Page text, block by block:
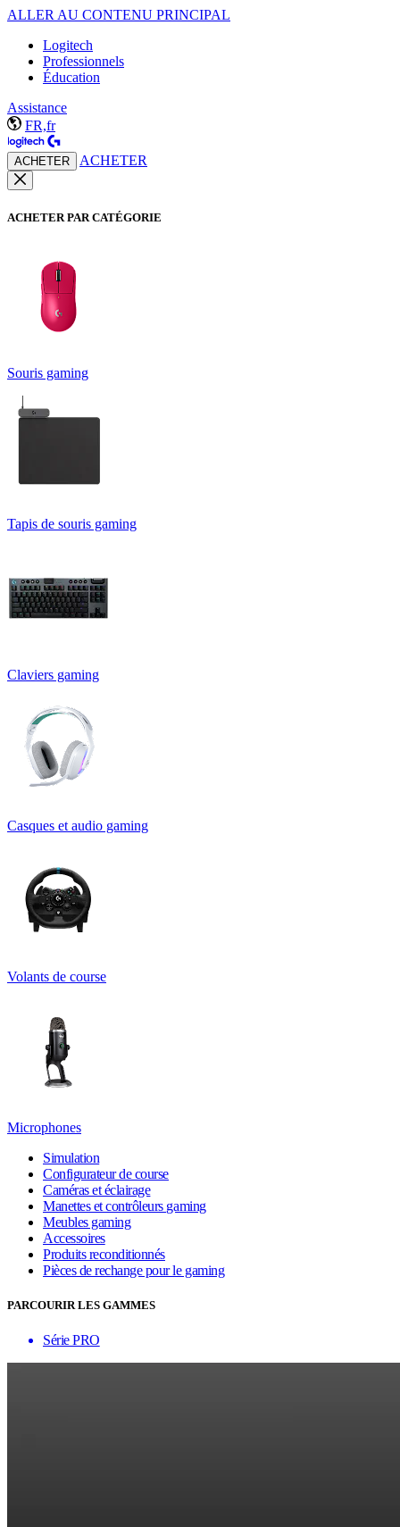
ALLER AU CONTENU PRINCIPAL
Logitech
Professionnels
Éducation
Assistance
FR,fr
ACHETER ACHETER
ACHETER PAR CATÉGORIE
Souris gaming
Tapis de souris gaming
Claviers gaming
Casques et audio gaming
Volants de course
Microphones
Simulation
Configurateur de course
Caméras et éclairage
Manettes et contrôleurs gaming
Meubles gaming
Accessoires
Produits reconditionnés
Pièces de rechange pour le gaming
PARCOURIR LES GAMMES
Série PRO